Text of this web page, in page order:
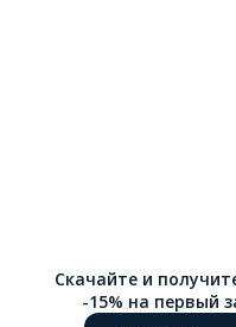
Скачайте и
-15% на первый